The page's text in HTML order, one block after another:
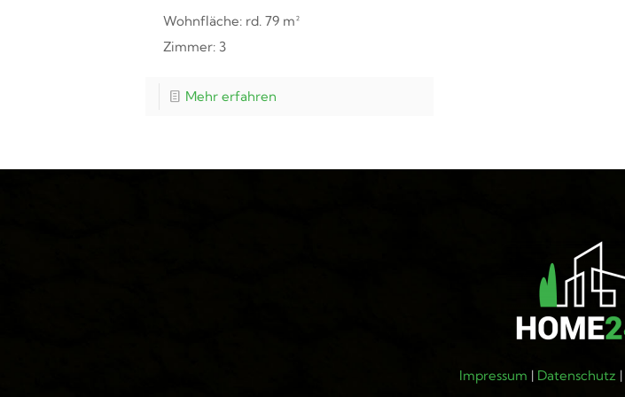
Wohnfläche: rd. 79 m²
Zimmer: 3
Mehr erfahren
Impressum | Datenschutz |